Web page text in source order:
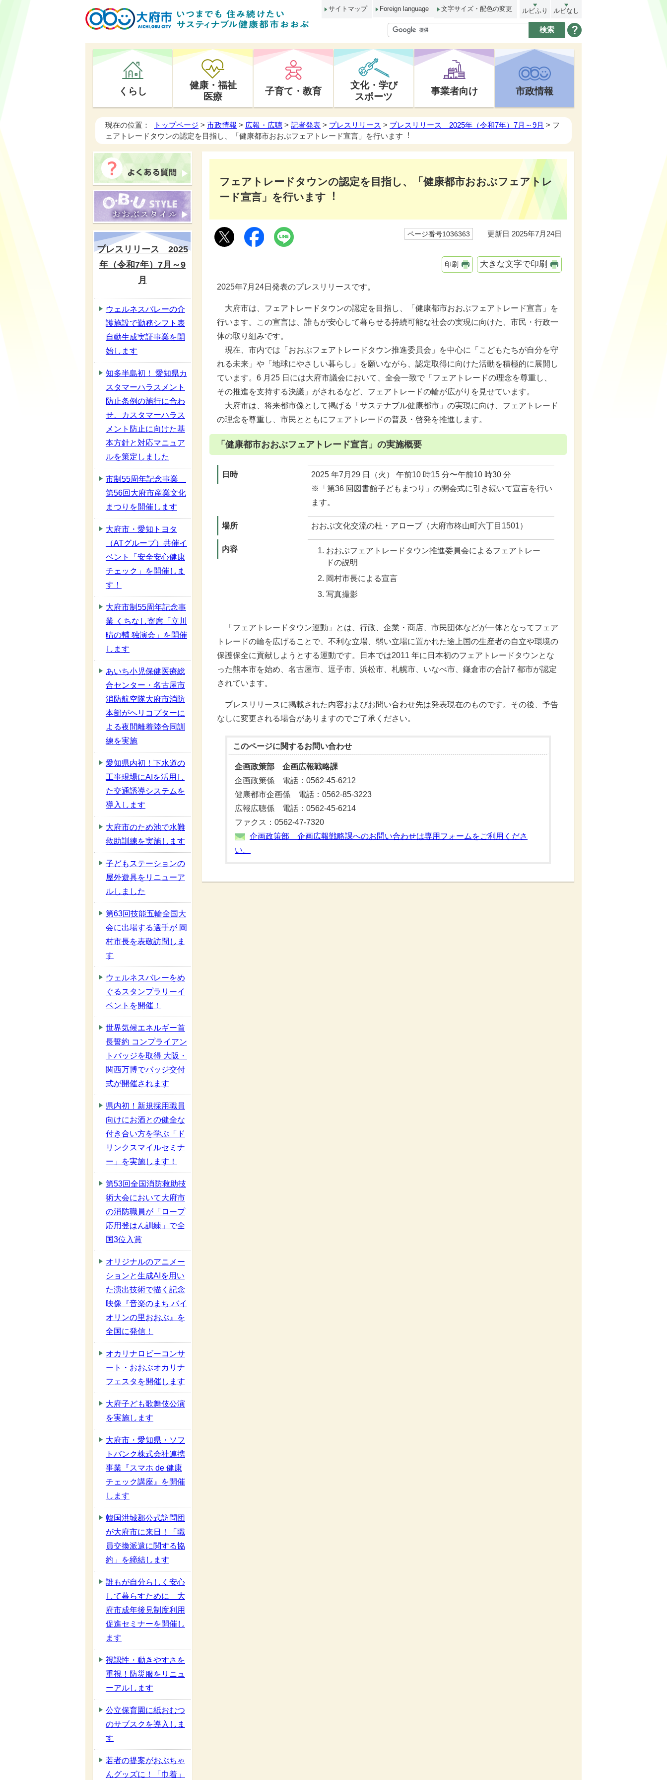
サイトマップ Foreign language 文字サイズ・配色の変更 ルビふり ルビなし
くらし
健康・福祉
医療
子育て・教育
文化・学び
スポーツ
事業者向け 市政情報
現在の位置： トップページ > 市政情報 > 広報・広聴 > 記者発表 > プレスリリース > プレスリリース 2025年（令和7年）7月～9月 > フ
ェアトレードタウンの認定を⽬指し、「健康都市おおぶフェアトレード宣⾔」を⾏います︕
フェアトレードタウンの認定を⽬指し、「健康都市おおぶフェアトレ
ード宣⾔」を⾏います︕
ページ番号1036363 更新日 2025年7月24日
印刷 大きな文字で印刷
2025年7月24日発表のプレスリリースです。
⼤府市は、フェアトレードタウンの認定を⽬指し、「健康都市おおぶフェアトレード宣⾔」を
⾏います。この宣⾔は、誰もが安⼼して暮らせる持続可能な社会の実現に向けた、市⺠・⾏政⼀
体の取り組みです。
現在、市内では「おおぶフェアトレードタウン推進委員会」を中⼼に「こどもたちが⾃分を守
れる未来」や「地球にやさしい暮らし」を願いながら、認定取得に向けた活動を積極的に展開し
ています。6 ⽉25 ⽇には⼤府市議会において、全会⼀致で「フェアトレードの理念を尊重し、
その推進を⽀持する決議」がされるなど、フェアトレードの輪が広がりを⾒せています。
⼤府市は、将来都市像として掲げる「サステナブル健康都市」の実現に向け、フェアトレード
の理念を尊重し、市⺠とともにフェアトレードの普及・啓発を推進します。
「健康都市おおぶフェアトレード宣⾔」の実施概要
日時
2025 年7⽉29 ⽇（⽕） 午前10 時15 分〜午前10 時30 分
※「第36 回図書館⼦どもまつり」の開会式に引き続いて宣⾔を⾏い
ます。
場所 おおぶ⽂化交流の杜・アローブ（⼤府市柊⼭町六丁⽬1501）
内容
おおぶフェアトレードタウン推進委員会によるフェアトレー
ドの説明
岡村市⻑による宣⾔
写真撮影
「フェアトレードタウン運動」とは、⾏政、企業・商店、市⺠団体などが⼀体となってフェア
トレードの輪を広げることで、不利な⽴場、弱い⽴場に置かれた途上国の⽣産者の⾃⽴や環境の
保護保全に貢献しようとする運動です。⽇本では2011 年に⽇本初のフェアトレードタウンとな
った熊本市を始め、名古屋市、逗⼦市、浜松市、札幌市、いなべ市、鎌倉市の合計7 都市が認定
されています。
プレスリリースに掲載された内容およびお問い合わせ先は発表現在のものです。その後、予告
なしに変更される場合がありますのでご了承ください。
このページに関するお問い合わせ
企画政策部 企画広報戦略課
企画政策係 電話：0562-45-6212
健康都市企画係 電話：0562-85-3223
広報広聴係 電話：0562-45-6214
ファクス：0562-47-7320
企画政策部 企画広報戦略課へのお問い合わせは専用フォームをご利用くださ
い。
プレスリリース 2025
年（令和7年）7月～9
月
ウェルネスバレーの介
護施設で勤務シフト表
自動生成実証事業を開
始します
知多半島初！ 愛知県カ
スタマーハラスメント
防止条例の施行に合わ
せ、カスタマーハラス
メント防止に向けた基
本方針と対応マニュア
ルを策定しました
市制55周年記念事業
第56回大府市産業文化
まつりを開催します
大府市・愛知トヨタ
（ATグループ）共催イ
ベント「安全安心健康
チェック」を開催しま
す！
大府市制55周年記念事
業 くちなし寄席「立川
晴の輔 独演会」を開催
します
あいち小児保健医療総
合センター・名古屋市
消防航空隊大府市消防
本部がヘリコプターに
よる夜間離着陸合同訓
練を実施
愛知県内初！下水道の
工事現場にAIを活用し
た交通誘導システムを
導入します
大府市のため池で水難
救助訓練を実施します
子どもステーションの
屋外遊具をリニューア
ルしました
第63回技能五輪全国大
会に出場する選手が 岡
村市長を表敬訪問しま
す
ウェルネスバレーをめ
ぐるスタンプラリーイ
ベントを開催！
世界気候エネルギー首
長誓約 コンプライアン
トバッジを取得 大阪・
関西万博でバッジ交付
式が開催されます
県内初！新規採用職員
向けにお酒との健全な
付き合い方を学ぶ「ド
リンクスマイルセミナ
ー」を実施します！
第53回全国消防救助技
術大会において大府市
の消防職員が「ロープ
応用登はん訓練」で全
国3位入賞
オリジナルのアニメー
ションと生成AIを用い
た演出技術で描く記念
映像『音楽のまち バイ
オリンの里おおぶ』を
全国に発信！
オカリナロビーコンサ
ート・おおぶオカリナ
フェスタを開催します
大府子ども歌舞伎公演
を実施します
大府市・愛知県・ソフ
トバンク株式会社連携
事業『スマホ de 健康
チェック講座』を開催
します
韓国洪城郡公式訪問団
が大府市に来日！「職
員交換派遣に関する協
約」を締結します
誰もが自分らしく安心
して暮らすために 大
府市成年後見制度利用
促進セミナーを開催し
ます
視認性・動きやすさを
重視！防災服をリニュ
ーアルします
公立保育園に紙おむつ
のサブスクを導入しま
す
若者の提案がおぶちゃ
んグッズに！「巾着」